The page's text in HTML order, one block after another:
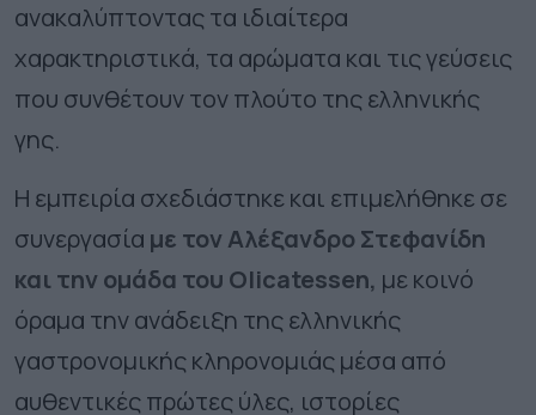
ανακαλύπτοντας τα ιδιαίτερα
χαρακτηριστικά, τα αρώματα και τις γεύσεις
που συνθέτουν τον πλούτο της ελληνικής
γης.
Η εμπειρία σχεδιάστηκε και επιμελήθηκε σε
συνεργασία με τον Αλέξανδρο Στεφανίδη
και την ομάδα του Olicatessen, με κοινό
όραμα την ανάδειξη της ελληνικής
γαστρονομικής κληρονομιάς μέσα από
αυθεντικές πρώτες ύλες, ιστορίες